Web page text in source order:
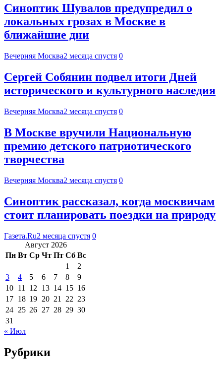
Синоптик Шувалов предупредил о
локальных грозах в Москве в
ближайшие дни
Вечерняя Москва2 месяца спустя 0
Сергей Собянин подвел итоги Дней
исторического и культурного наследия
Вечерняя Москва2 месяца спустя 0
В Москве вручили Национальную
премию детского патриотического
творчества
Вечерняя Москва2 месяца спустя 0
Синоптик рассказал, когда москвичам
стоит планировать поездки на природу
Газета.Ru2 месяца спустя 0
Август 2026
Пн Вт Ср Чт Пт Сб Вс
1
2
3
4 5 6 7 8
9
10 11 12 13 14 15 16
17 18 19 20 21 22 23
24 25 26 27 28 29 30
31
« Июл
Рубрики